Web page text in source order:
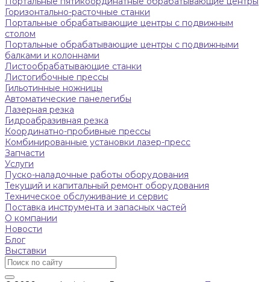
Горизонтально-расточные станки
Портальные обрабатывающие центры с подвижным
столом
Портальные обрабатывающие центры с подвижными
балками и колоннами
Листообрабатывающие станки
Листогибочные прессы
Гильотинные ножницы
Автоматические панелегибы
Лазерная резка
Гидроабразивная резка
Координатно-пробивные прессы
Комбинированные установки лазер-пресс
Запчасти
Услуги
Пуско-наладочные работы оборудования
Текущий и капитальный ремонт оборудования
Техническое обслуживание и сервис
Поставка инструмента и запасных частей
О компании
Новости
Блог
Выставки